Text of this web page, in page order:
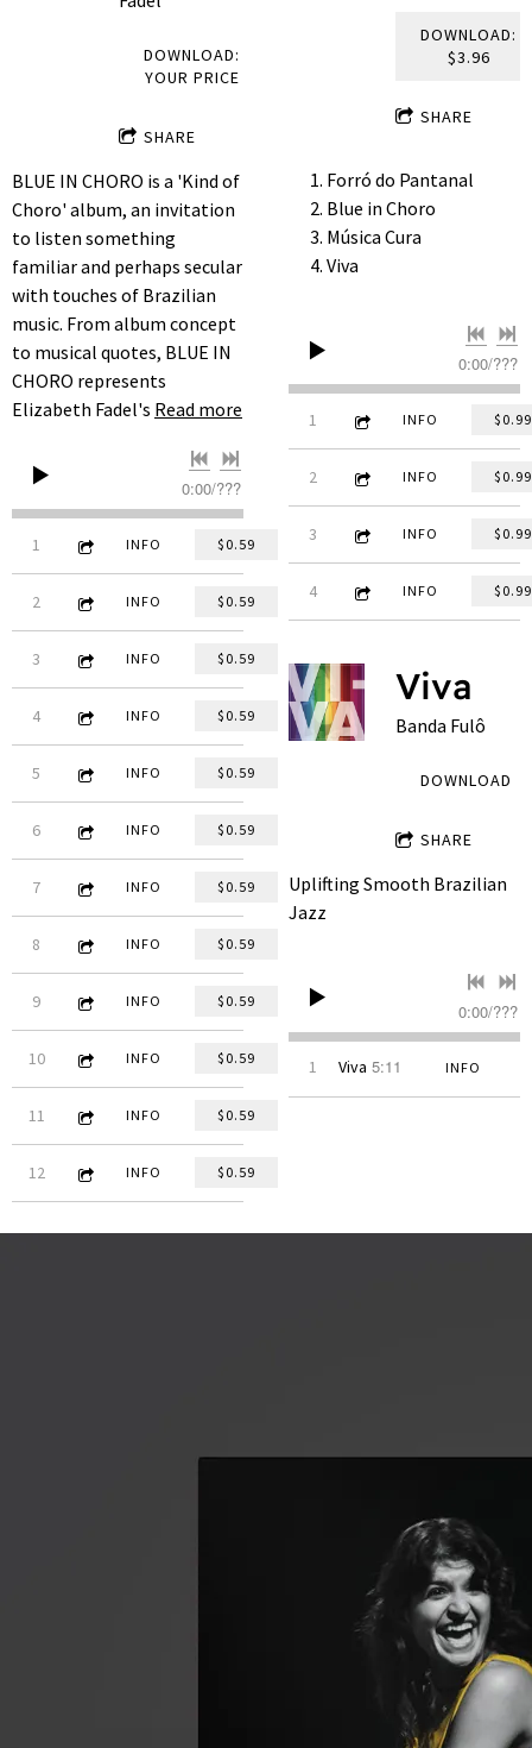
DOWNLOAD:
YOUR PRICE
SHARE
BLUE IN CHORO is a 'Kind of
Choro' album, an invitation
to listen something
familiar and perhaps secular
with touches of Brazilian
music. From album concept
to musical quotes, BLUE IN
CHORO represents
Elizabeth Fadel's Read more
0:00/???
1 De E para E
3:35 INFO $0.59
2 Antonio Rocks
5:52 INFO $0.59
3 Black Keys
4:35 INFO $0.59
4 Sempre Bom
3:42 INFO $0.59
5 Cabelo de Anjo
4:48 INFO $0.59
6 Iceland
5:23 INFO $0.59
7 Preludiando
4:35 INFO $0.59
8 No4:32 INFO $0.59
9 Clarinete Holandês
4:59 INFO $0.59
10 Solfeggietto
3:09 INFO $0.59
11 Blue in Choro
6:19 INFO $0.59
12 Tomando um Chopin
5:08 INFO $0.59
DOWNLOAD:
$3.96
SHARE
Forró do Pantanal
Blue in Choro
Música Cura
Viva
0:00/???
1 Forró do Pantanal (feat.
3:27 INFO $0.99
2 Blue in Choro
5:34 INFO $0.99
3 Música Cura
5:20 INFO $0.99
4 Viva (remastered)
5:12 INFO $0.99
Viva
Banda Fulô
DOWNLOAD
SHARE
Uplifting Smooth Brazilian
Jazz
0:00/???
1 Viva 5:11 INFO